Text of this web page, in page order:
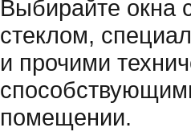
Выбирайте окна
стеклом,
и прочими
помещении.